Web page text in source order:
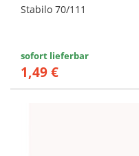
Stabilo 70/111
sofort lieferbar
1,49 €